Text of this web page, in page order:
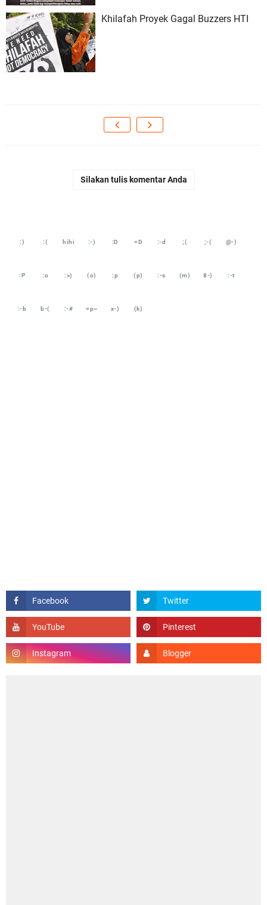
Khilafah Proyek Gagal Buzzers HTI
Silakan tulis komentar Anda
:) :( hihi :-) :D =D :-d ;( ;-( @-)
:P :o :>) (o) :p (p) :-s (m) 8-) :-t
:-b b-( :-# =p~ x-) (k)